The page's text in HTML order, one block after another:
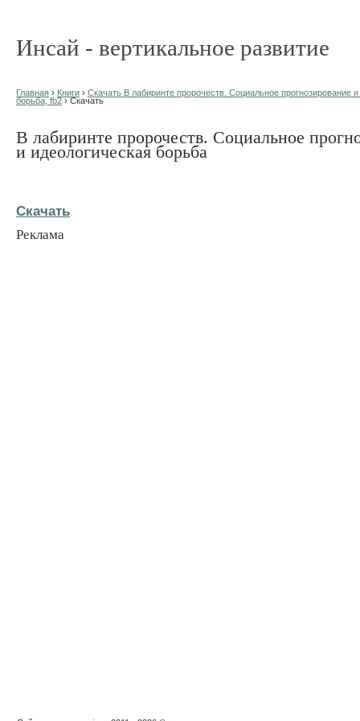
Инсай - вертикальное развитие
Главная › Книги › Скачать В лабиринте пророчеств. Социальное прогнозирование и
борьба, fb2› Скачать
В лабиринте пророчеств. Социальное
и идеологическая борьба
Скачать
Реклама